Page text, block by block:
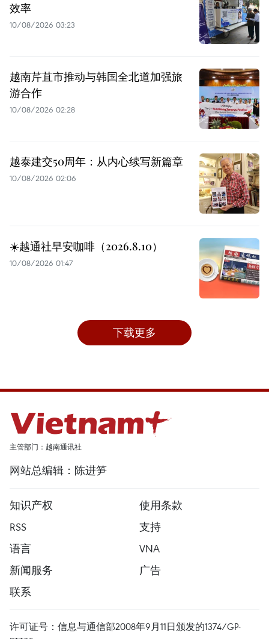
效率
10/08/2026 03:23
越南芹苴市推动与韩国全北道加强旅
游合作
10/08/2026 02:28
越泰建交50周年：从内心续写新篇章
10/08/2026 02:06
☀️越通社早安咖啡（2026.8.10）
10/08/2026 01:47
下载更多
主管部门：越南通讯社
网站总编辑：陈进笋
知识产权
使用条款
RSS
支持
语言
VNA
新闻服务
广告
联系
许可证号：信息与通信部2008年9月11日颁发的1374/GP-